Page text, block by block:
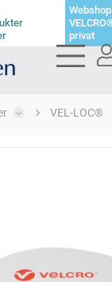
Webshop
privat
VEL-LOC®